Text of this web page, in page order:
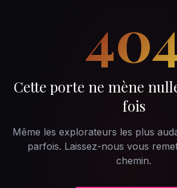
Cette porte ne mène
fois
Même les explorateurs les plus
parfois. Laissez-nous vous
chemin.